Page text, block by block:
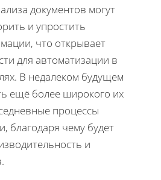
документов могут
и упростить
что открывает
для автоматизации в
В недалеком будущем
ещё более широкого их
процессы
благодаря чему будет
и